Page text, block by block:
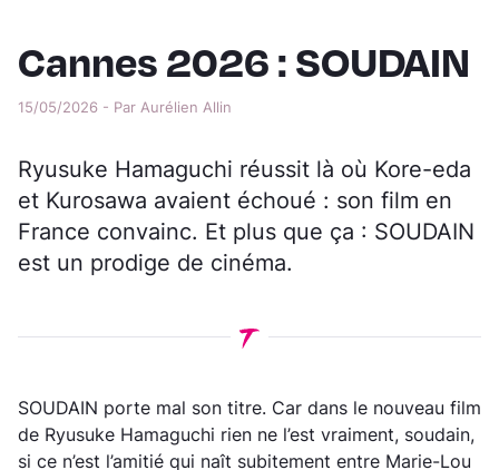
Cannes 2026 : SOUDAIN
15/05/2026 - Par Aurélien Allin
Ryusuke Hamaguchi réussit là où Kore-eda
et Kurosawa avaient échoué : son film en
France convainc. Et plus que ça : SOUDAIN
est un prodige de cinéma.
SOUDAIN porte mal son titre. Car dans le nouveau film
de Ryusuke Hamaguchi rien ne l’est vraiment, soudain,
si ce n’est l’amitié qui naît subitement entre Marie-Lou